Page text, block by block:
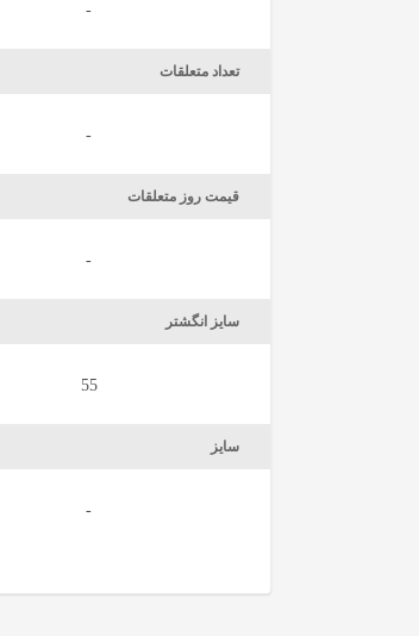
-
تعداد متعلقات
-
قیمت روز متعلقات
-
سایز انگشتر
55
سایز
-